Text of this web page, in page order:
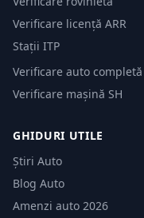
Verificare licență ARR
Stații ITP
Verificare auto completă
Verificare mașină SH
GHIDURI UTILE
Știri Auto
Blog Auto
Amenzi auto 2026